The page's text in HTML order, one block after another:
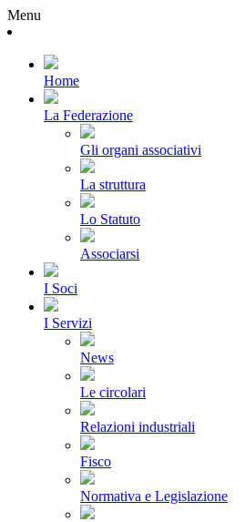
Menu
Home
La Federazione
Gli organi associativi
La struttura
Lo Statuto
Associarsi
I Soci
I Servizi
News
Le circolari
Relazioni industriali
Fisco
Normativa e Legislazione